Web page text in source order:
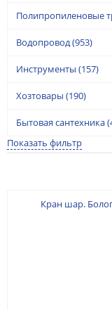
Полипропиленовые
Водопровод(953)
Инструменты (157)
Хозтовары (190)
Бытовая сантехника
Показать фильтр
Кран шар.